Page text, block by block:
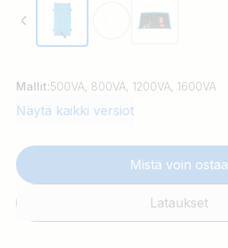
Mallit:500VA, 800VA, 1200VA, 1600VA
Näytä kaikki versiot
Mistä voin ostaa
Lataukset